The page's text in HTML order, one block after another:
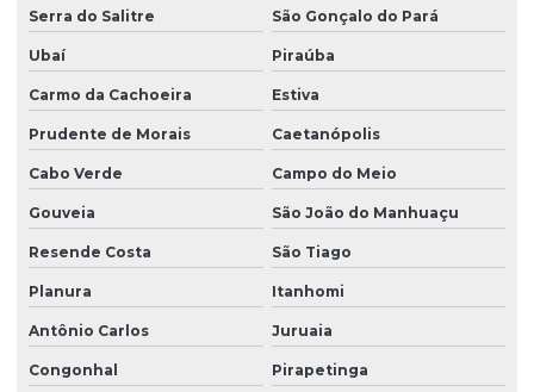
Serra do Salitre São Gonçalo do Pará
Ubaí Piraúba
Carmo da Cachoeira Estiva
Prudente de Morais Caetanópolis
Cabo Verde Campo do Meio
Gouveia São João do Manhuaçu
Resende Costa São Tiago
Planura Itanhomi
Antônio Carlos Juruaia
Congonhal Pirapetinga